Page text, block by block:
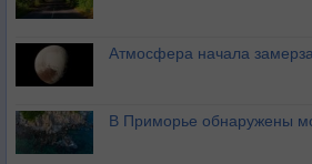
Атмосфера начала
В Приморье обнаружены